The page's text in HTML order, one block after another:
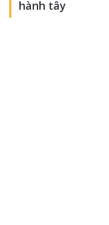
hành tây